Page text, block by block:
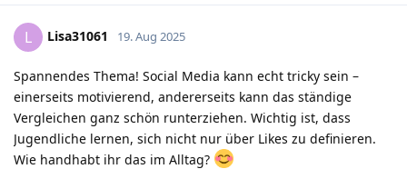
L Lisa31061 19. Aug 2025
Spannendes Thema! Social Media kann echt tricky sein –
einerseits motivierend, andererseits kann das ständige
Vergleichen ganz schön runterziehen. Wichtig ist, dass
Jugendliche lernen, sich nicht nur über Likes zu definieren.
Wie handhabt ihr das im Alltag?